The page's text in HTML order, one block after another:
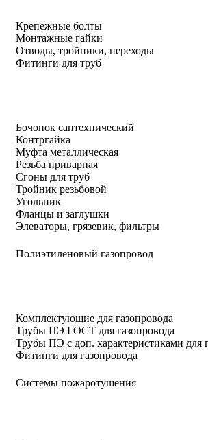
Крепежные болты
Монтажные гайки
Отводы, тройники, переходы
Фитинги для труб
Бочонок сантехнический
Контргайка
Муфта металлическая
Резьба приварная
Сгоны для труб
Тройник резьбовой
Угольник
Фланцы и заглушки
Элеваторы, грязевик, фильтры
Полиэтиленовый газопровод
Комплектующие для газопровода
Трубы ПЭ ГОСТ для газопровода
Трубы ПЭ с доп. характеристиками для
Фитинги для газопровода
Системы пожаротушения